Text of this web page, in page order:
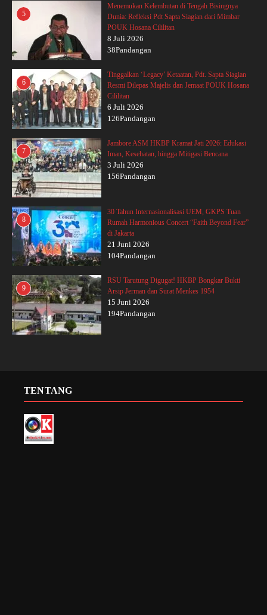
5
Menemukan Kelembutan di Tengah Bisingnya
Dunia: Refleksi Pdt Sapta Siagian dari Mimbar
POUK Hosana Cililitan
8 Juli 2026
38Pandangan
6
Tinggalkan ‘Legacy’ Ketaatan, Pdt. Sapta Siagian
Resmi Dilepas Majelis dan Jemaat POUK Hosana
Cililitan
6 Juli 2026
126Pandangan
7
Jambore ASM HKBP Kramat Jati 2026: Edukasi
Iman, Kesehatan, hingga Mitigasi Bencana
3 Juli 2026
156Pandangan
8
30 Tahun Internasionalisasi UEM, GKPS Tuan
Rumah Harmonious Concert “Faith Beyond Fear”
di Jakarta
21 Juni 2026
104Pandangan
9
RSU Tarutung Digugat! HKBP Bongkar Bukti
Arsip Jerman dan Surat Menkes 1954
15 Juni 2026
194Pandangan
TENTANG